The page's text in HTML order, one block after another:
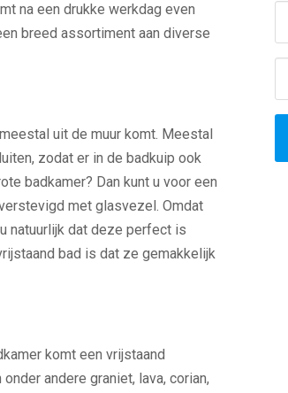
na een drukke werkdag even
breed assortiment aan diverse
uit de muur komt. Meestal
zodat er in de badkuip ook
badkamer? Dan kunt u voor een
met glasvezel. Omdat
natuurlijk dat deze perfect is
bad is dat ze gemakkelijk
komt een vrijstaand
andere graniet, lava, corian,